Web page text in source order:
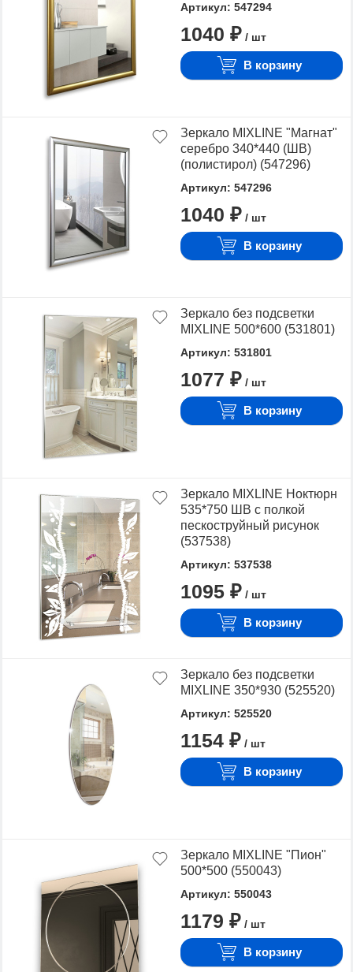
Артикул: 547294
1040 ₽ / шт
В корзину
Зеркало MIXLINE "Магнат"
серебро 340*440 (ШВ)
(полистирол) (547296)
Артикул: 547296
1040 ₽ / шт
В корзину
Зеркало без подсветки
MIXLINE 500*600 (531801)
Артикул: 531801
1077 ₽ / шт
В корзину
Зеркало MIXLINE Ноктюрн
535*750 ШВ с полкой
пескоструйный рисунок
(537538)
Артикул: 537538
1095 ₽ / шт
В корзину
Зеркало без подсветки
MIXLINE 350*930 (525520)
Артикул: 525520
1154 ₽ / шт
В корзину
Зеркало MIXLINE "Пион"
500*500 (550043)
Артикул: 550043
1179 ₽ / шт
В корзину